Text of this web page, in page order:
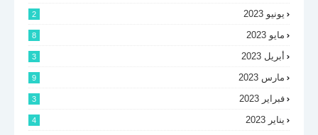
يونيو 2023 2
مايو 2023 8
أبريل 2023 3
مارس 2023 9
فبراير 2023 3
يناير 2023 4